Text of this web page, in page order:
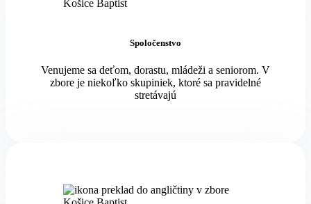
Spoločenstvo
Venujeme sa deťom, dorastu, mládeži a seniorom. V
zbore je niekoľko skupiniek, ktoré sa pravidelné
stretávajú